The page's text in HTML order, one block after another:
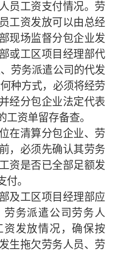
员工资支付情况。劳
工资发放可以由总经
现场监督分包企业发
或工区项目经理部代
劳务派遣公司的代发
种方式，必须将经劳
经分包企业法定代表
资单留存备查。
在清算分包企业、劳
，必须先确认其劳务
资是否已全部足额发
。
及工区项目经理部应
务派遣公司劳务人
资发放情况，确保按
生拖欠劳务人员、劳